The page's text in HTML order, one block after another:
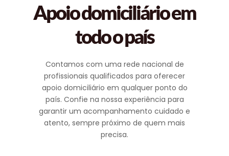
Apoio domiciliário em
todo o país
Contamos com uma rede nacional de
profissionais qualificados para oferecer
apoio domiciliário em qualquer ponto do
país. Confie na nossa experiência para
garantir um acompanhamento cuidado e
atento, sempre próximo de quem mais
precisa.